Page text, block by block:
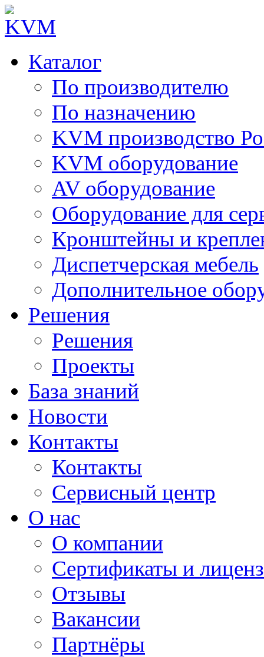
Каталог
По производителю
По назначению
KVM производство
KVM оборудование
AV оборудование
Оборудование для
Кронштейны и
Диспетчерская мебель
Дополнительное
Решения
Решения
Проекты
База знаний
Новости
Контакты
Контакты
Сервисный центр
О нас
О компании
Сертификаты и
Отзывы
Вакансии
Партнёры